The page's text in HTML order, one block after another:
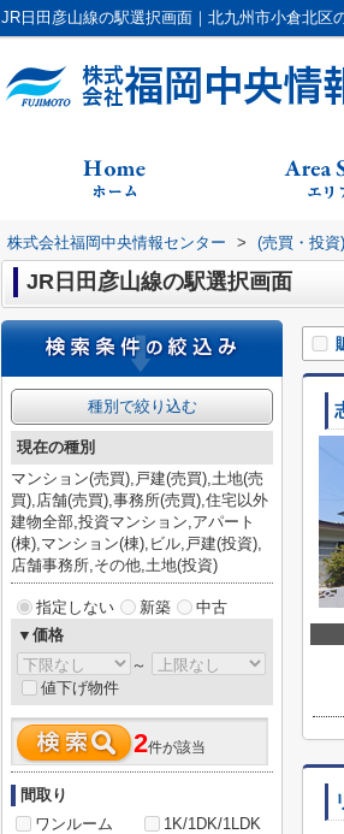
JR日田彦山線の駅選択画面｜北九州市小倉北区
株式会社福岡中央情報センター > (売買・投
JR日田彦山線の駅選択画面
種別で絞り込む
現在の種別
マンション(売買),戸建(売買),土地(売
買),店舗(売買),事務所(売買),住宅以外
建物全部,投資マンション,アパート
(棟),マンション(棟),ビル,戸建(投資),
店舗事務所,その他,土地(投資)
指定しない 新築
中古
▼価格
～
値下げ物件
2件が該当
間取り
ワンルーム
1K/1DK/1LDK